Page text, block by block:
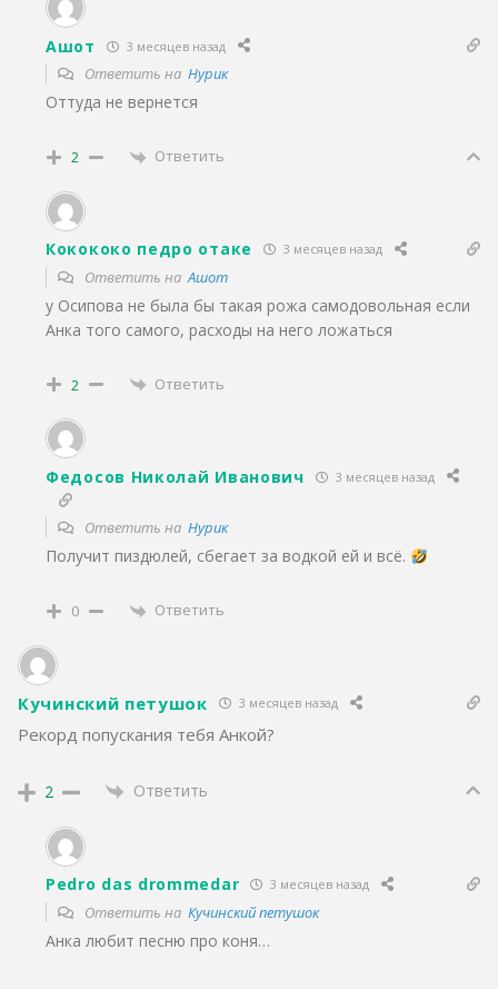
Ашот 3 месяцев назад
Ответить на Нурик
Оттуда не вернется
2 Ответить
Кокококо педро отаке 3 месяцев назад
Ответить наАшот
у Осипова не была бы такая рожа самодовольная если
Анка того самого, расходы на него ложаться
2 Ответить
Федосов Николай Иванович 3 месяцев назад
Ответить на Нурик
Получит пиздюлей, сбегает за водкой ей и всё.
0 Ответить
Кучинский петушок 3 месяцев назад
Рекорд попускания тебя Анкой?
2 Ответить
Pedro das drommedar 3 месяцев назад
Ответить на Кучинский петушок
Анка любит песню про коня…